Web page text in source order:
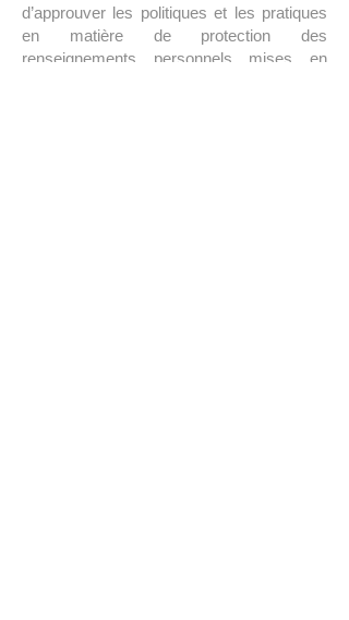
d’approuver les politiques et les pratiques
en matière de protection des
renseignements personnels mises en